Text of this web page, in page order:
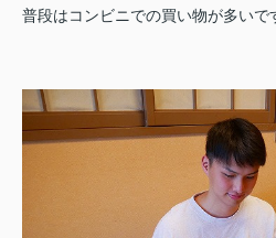
普段はコンビニでの買い物が多いで